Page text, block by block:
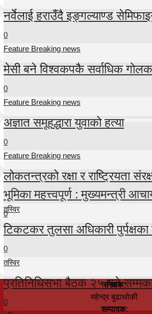
नर्वेलाई हराउँदै इङ्गल्याण्ड
0
Feature Breaking news
मेसी बने विश्वकपकै सर्वाधिक
0
Feature Breaking news
अज्ञात समूहद्धारा युवाको हत्या
0
Feature Breaking news
लोकतन्त्रको रक्षा र राष्ट्रियता
भूमिका महत्त्वपूर्ण : मुख्यमन्त्री
0
तस्विर
टिकटकर तुलसा अधिकारी पुर्पक्षका
0
तस्विर
प्रतिनिधिसभा बैठक २५ गते
0
संरक्षक:
महेन्द्र बुढाथोकी
सम्पादक: